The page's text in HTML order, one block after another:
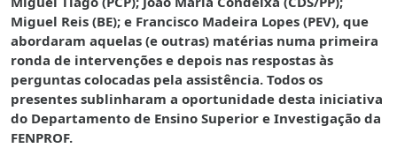
Miguel Reis (BE); e Francisco Madeira Lopes (PEV), que
abordaram aquelas (e outras) matérias numa primeira
ronda de intervenções e depois nas respostas às
perguntas colocadas pela assistência. Todos os
presentes sublinharam a oportunidade desta iniciativa
do Departamento de Ensino Superior e Investigação da
FENPROF.